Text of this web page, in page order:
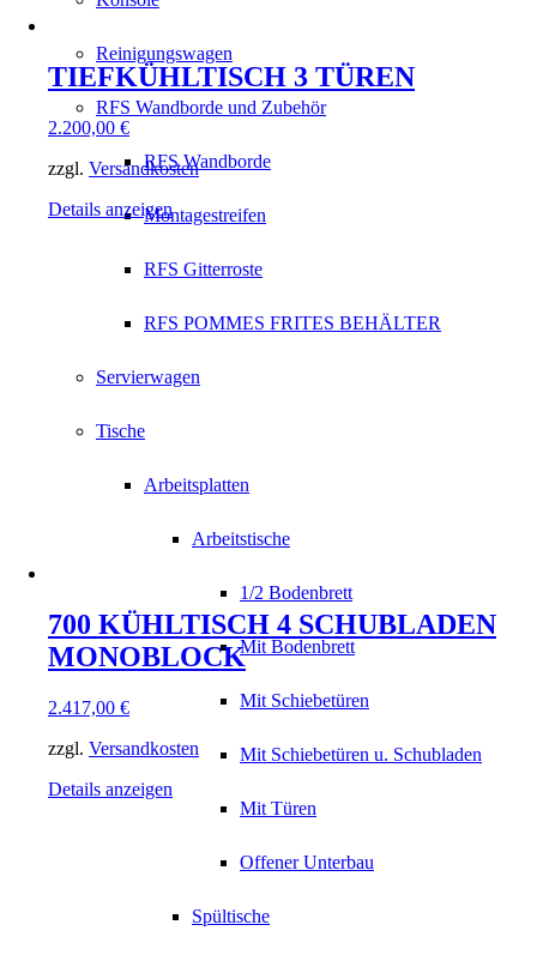
Reinigungswagen
RFS Wandborde und Zubehör
RFS Wandborde
Montagestreifen
RFS Gitterroste
RFS POMMES FRITES BEHÄLTER
Servierwagen
Tische
Arbeitsplatten
Arbeitstische
1/2 Bodenbrett
Mit Bodenbrett
Mit Schiebetüren
Mit Schiebetüren u. Schubladen
Mit Türen
Offener Unterbau
Spültische
TIEFKÜHLTISCH 3 TÜREN
2.200,00 €
zzgl. Versandkosten
Details anzeigen
700 KÜHLTISCH 4 SCHUBLADEN
MONOBLOCK
2.417,00 €
zzgl. Versandkosten
Details anzeigen